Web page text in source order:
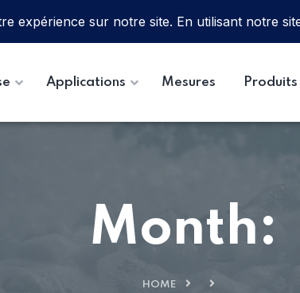
Applications Mesures Produits
Month:
HOME